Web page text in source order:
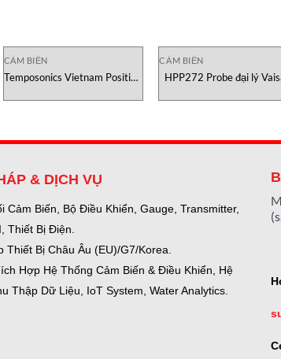
CẢM BIẾN
Temposonics Vietnam Position
ETM0400MT051AR3
CẢM BIẾN
HPP272 Probe đại lý
& DỊCH VỤ
Cảm Biến, Bộ Điều Khiển, Gauge, Transmitter,
Thiết Bị Điện.
Thiết Bị Châu Âu (EU)/G7/Korea.
Hợp Hệ Thống Cảm Biến & Điều Khiển, Hệ
Thập Dữ Liệu, IoT System, Water Analytics.
(